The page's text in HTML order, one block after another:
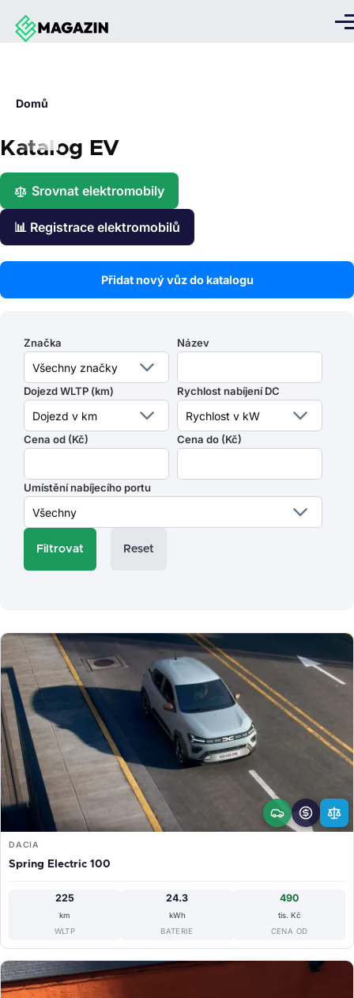
Přejít k hlavnímu obsahu
Domů
Katalog EV
Srovnat elektromobily
📊 Registrace elektromobilů
Přidat nový vůz do katalogu
Značka Název
Dojezd WLTP (km) Rychlost nabíjení DC
Cena od (Kč) Cena do (Kč)
Umístění nabíjecího portu
Reset
DACIA
Spring Electric 100
225
km
WLTP
24.3
kWh
BATERIE
490
tis. Kč
CENA OD